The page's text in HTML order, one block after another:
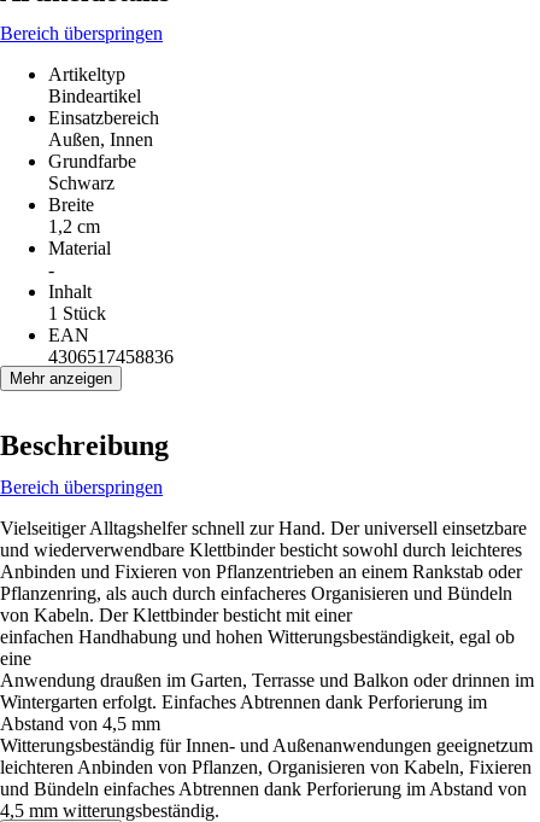
Bereich überspringen
Artikeltyp
Bindeartikel
Einsatzbereich
Außen, Innen
Grundfarbe
Schwarz
Breite
1,2 cm
Material
-
Inhalt
1 Stück
EAN
4306517458836
Mehr anzeigen
Beschreibung
Bereich überspringen
Vielseitiger Alltagshelfer schnell zur Hand. Der universell einsetzbare
und wiederverwendbare Klettbinder besticht sowohl durch leichteres
Anbinden und Fixieren von Pflanzentrieben an einem Rankstab oder
Pflanzenring, als auch durch einfacheres Organisieren und Bündeln
von Kabeln. Der Klettbinder besticht mit einer
einfachen Handhabung und hohen Witterungsbeständigkeit, egal ob
eine
Anwendung draußen im Garten, Terrasse und Balkon oder drinnen im
Wintergarten erfolgt. Einfaches Abtrennen dank Perforierung im
Abstand von 4,5 mm
Witterungsbeständig für Innen- und Außenanwendungen geeignetzum
leichteren Anbinden von Pflanzen, Organisieren von Kabeln, Fixieren
und Bündeln einfaches Abtrennen dank Perforierung im Abstand von
4,5 mm witterungsbeständig.